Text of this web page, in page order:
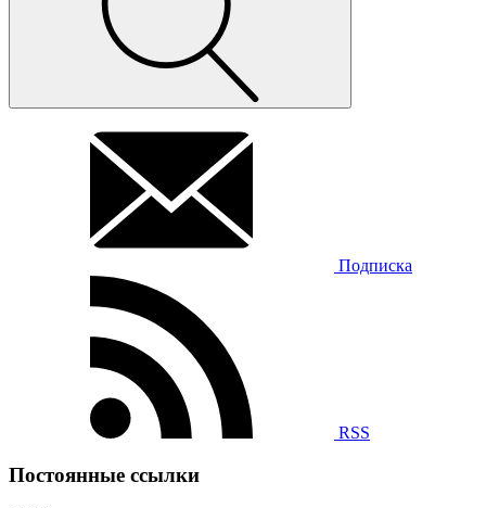
Подписка
RSS
Постоянные ссылки